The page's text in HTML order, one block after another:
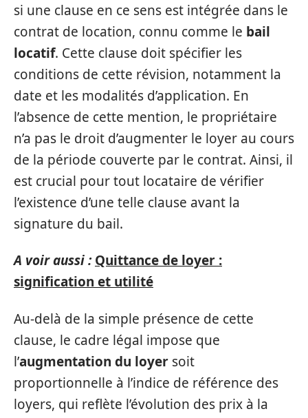
si une clause en ce sens est intégrée dans le
contrat de location, connu comme le bail
locatif. Cette clause doit spécifier les
conditions de cette révision, notamment la
date et les modalités d’application. En
l’absence de cette mention, le propriétaire
n’a pas le droit d’augmenter le loyer au cours
de la période couverte par le contrat. Ainsi, il
est crucial pour tout locataire de vérifier
l’existence d’une telle clause avant la
signature du bail.
A voir aussi : Quittance de loyer :
signification et utilité
Au-delà de la simple présence de cette
clause, le cadre légal impose que
l’augmentation du loyer soit
proportionnelle à l’indice de référence des
loyers, qui reflète l’évolution des prix à la